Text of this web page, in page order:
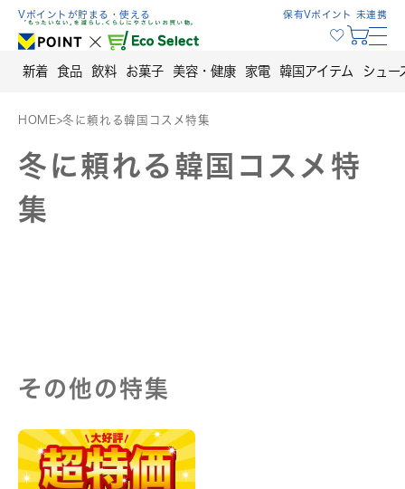
Skip
content
Vポイントが貯まる・使える 保有Vポイント 未連携
新着 食品 飲料 お菓子 美容・健康 家電 韓国アイテム シュー
HOME>冬に頼れる韓国コスメ特集
冬に頼れる韓国コスメ特
集
その他の特集